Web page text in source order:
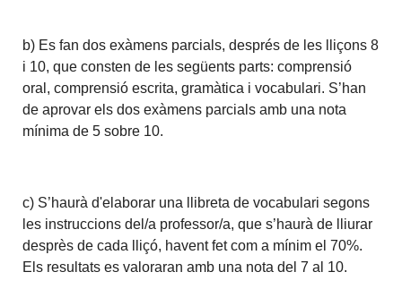
b) Es fan dos exàmens parcials, després de les lliçons 8
i 10, que consten de les següents parts: comprensió
oral, comprensió escrita, gramàtica i vocabulari. S’han
de aprovar els dos exàmens parcials amb una nota
mínima de 5 sobre 10.
c) S’haurà d'elaborar una llibreta de vocabulari segons
les instruccions del/a professor/a, que s’haurà de lliurar
desprès de cada lliçó, havent fet com a mínim el 70%.
Els resultats es valoraran amb una nota del 7 al 10.